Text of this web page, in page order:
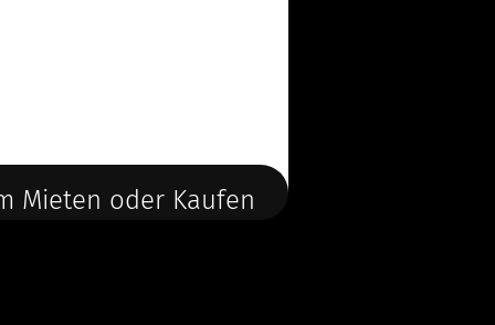
Mieten oder Kaufen